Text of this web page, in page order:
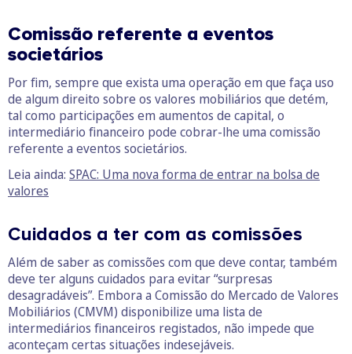
Comissão referente a eventos
societários
Por fim, sempre que exista uma operação em que faça uso
de algum direito sobre os valores mobiliários que detém,
tal como participações em aumentos de capital, o
intermediário financeiro pode cobrar-lhe uma comissão
referente a eventos societários.
Leia ainda: SPAC: Uma nova forma de entrar na bolsa de
valores
Cuidados a ter com as comissões
Além de saber as comissões com que deve contar, também
deve ter alguns cuidados para evitar “surpresas
desagradáveis”. Embora a Comissão do Mercado de Valores
Mobiliários (CMVM) disponibilize uma lista de
intermediários financeiros registados, não impede que
aconteçam certas situações indesejáveis.